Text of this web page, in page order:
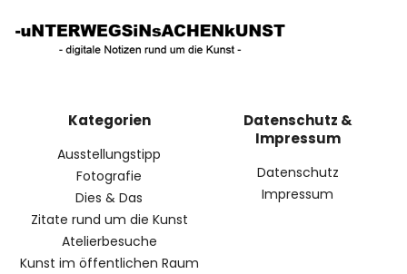
Kategorien
Ausstellungstipp
Fotografie
Dies & Das
Zitate rund um die Kunst
Atelierbesuche
Kunst im öffentlichen Raum
Datenschutz &
Impressum
Datenschutz
Impressum